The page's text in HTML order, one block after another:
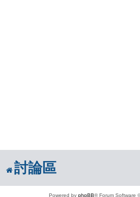
討論區
Powered by phpBB® Forum Software